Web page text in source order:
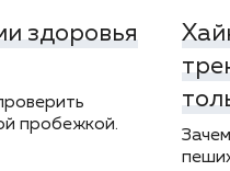
здоровья
пробежкой.